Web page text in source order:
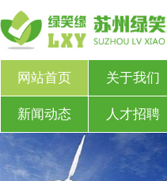
网站首页 关于我们
新闻动态 人才招聘